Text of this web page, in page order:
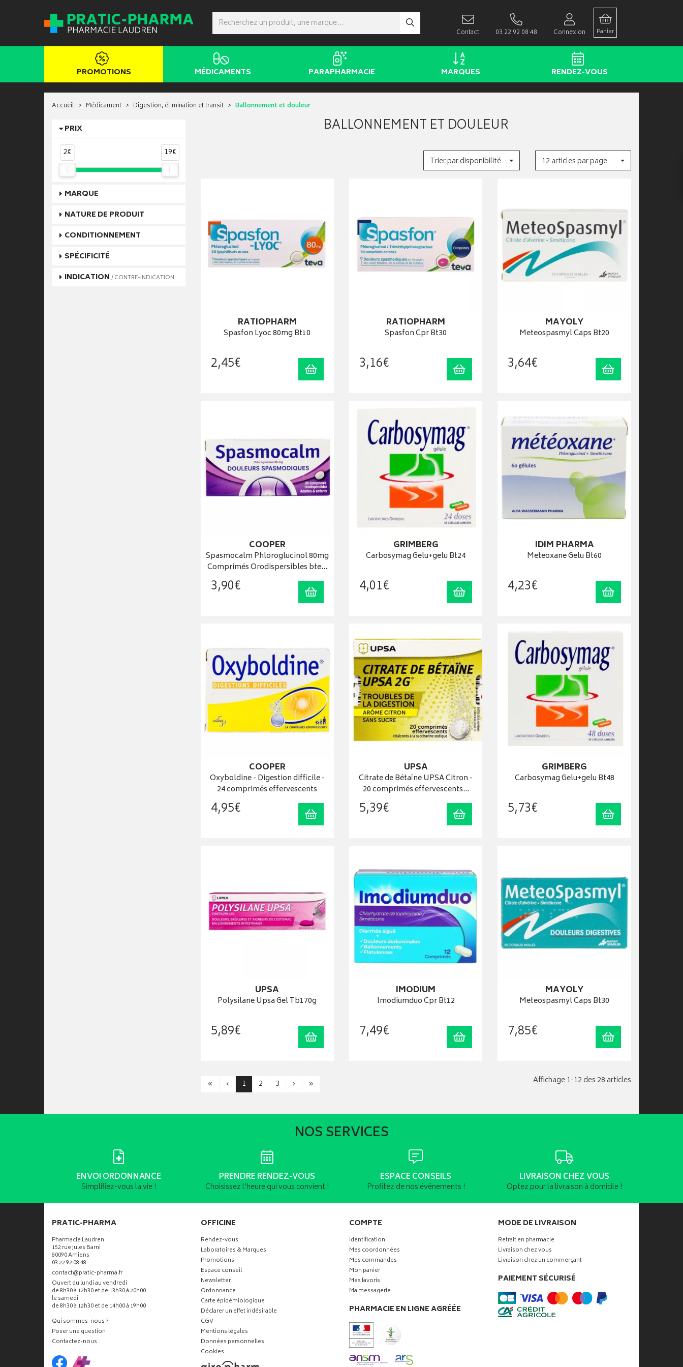
Contact 03 22 92 08 48 Connexion Panier
PROMOTIONS MÉDICAMENTS PARAPHARMACIE MARQUES RENDEZ-VOUS
Accueil Médicament Digestion, élimination et transit Ballonnement et douleur
PRIX
2€
19€
MARQUE
NATURE DE PRODUIT
CONDITIONNEMENT
SPÉCIFICITÉ
INDICATION / CONTRE-INDICATION
BALLONNEMENT ET DOULEUR
Trier par disponibilité 12 articles par page
RATIOPHARM
Spasfon Lyoc 80mg Bt10
2,45€ Ajouter au panier
RATIOPHARM
Spasfon Cpr Bt30
3,16€ Ajouter au panier
MAYOLY
Meteospasmyl Caps Bt20
3,64€ Ajouter au panier
COOPER
Spasmocalm Phloroglucinol 80mg
Comprimés Orodispersibles bte…
3,90€ Ajouter au panier
GRIMBERG
Carbosymag Gelu+gelu Bt24
4,01€ Ajouter au panier
IDIM PHARMA
Meteoxane Gelu Bt60
4,23€ Ajouter au panier
COOPER
Oxyboldine - Digestion difficile -
24 comprimés effervescents
4,95€ Ajouter au panier
UPSA
Citrate de Bétaïne UPSA Citron -
20 comprimés effervescents…
5,39€ Ajouter au panier
GRIMBERG
Carbosymag Gelu+gelu Bt48
5,73€ Ajouter au panier
UPSA
Polysilane Upsa Gel Tb170g
5,89€ Ajouter au panier
IMODIUM
Imodiumduo Cpr Bt12
7,49€ Ajouter au panier
MAYOLY
Meteospasmyl Caps Bt30
7,85€ Ajouter au panier
« ‹ 1 2 3 › » Affichage 1-12 des 28 articles
NOS SERVICES
ENVOI ORDONNANCE
Simplifiez-vous la vie !
PRENDRE RENDEZ-VOUS
Choisissez l’heure qui vous convient !
ESPACE CONSEILS
Profitez de nos événements !
LIVRAISON CHEZ VOUS
Optez pour la livraison à domicile !
PRATIC-PHARMA
Pharmacie Laudren
152 rue Jules Barni
80090 Amiens
03 22 92 08 48
contact-
@-
pratic-pharma.fr
Ouvert du lundi au vendredi
de 8h30 à 12h30 et de 13h30 à 20h00
le samedi
de 8h30 à 12h30 et de 14h00 à 19h00
Qui sommes-nous ?
Poser une question
Contactez-nous
OFFICINE
Rendez-vous
Laboratoires & Marques
Promotions
Espace conseil
Newsletter
Ordonnance
Carte épidémiologique
Déclarer un effet indésirable
CGV
Mentions légales
Données personnelles
Cookies
COMPTE
Identification
Mes coordonnées
Mes commandes
Mon panier
Mes favoris
Ma messagerie
PHARMACIE EN LIGNE AGRÉÉE
MODE DE LIVRAISON
Retrait en pharmacie
Livraison chez vous
Livraison chez un commerçant
PAIEMENT SÉCURISÉ